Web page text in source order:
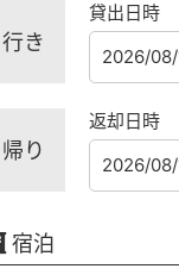
行き
貸出日時
帰り
返却日時
宿泊